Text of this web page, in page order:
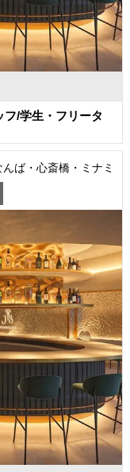
フ/学生・フリータ
んば・心斎橋・ミナミ